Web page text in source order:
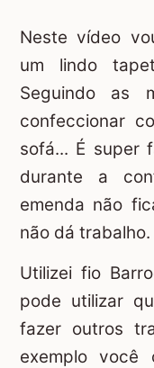
Neste vídeo
um lindo
Seguindo as
confeccionar
sofá... É super
durante a
emenda não
não dá trabalho.
Utilizei fio
pode utilizar
fazer outros
exemplo você